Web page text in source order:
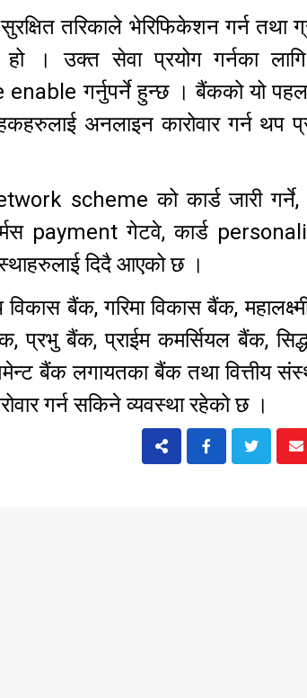
तरिकाले भेरिफिकेशन गर्न तथा
। उक्त सेवा प्रयोग गर्नका
गर्नुपर्ने हुन्छ । बैंकको यो
अनलाइन कारोवार गर्न थप
scheme को कार्ड जारी गर्ने,
payment गेटवे, कार्ड
दिदै आएको छ ।
बैंक, गरिमा विकास बैंक,
प्रभु बैंक, प्राईम कमर्सियल बैंक,
बैंक लगायतका बैंक तथा वित्तीय
गर्न सकिने व्यवस्था रहेको छ ।